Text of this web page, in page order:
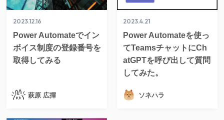
2023.12.16
Power Automateでイン
ボイス制度の登録番号を
取得してみる
萩原 広揮
2023.4.21
Power Automateを使っ
てTeamsチャットにCh
atGPTを呼び出して質問
してみた。
ソネハラ